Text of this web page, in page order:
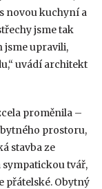
novou kuchyní a
jsme tak
jsme upravili,
uvádí architekt
proměnila –
prostoru,
stavba ze
tvář,
přátelské. Obytný